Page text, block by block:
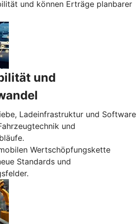
und können Erträge planbarer
und
Ladeinfrastruktur und Software
und
Wertschöpfungskette
Standards und